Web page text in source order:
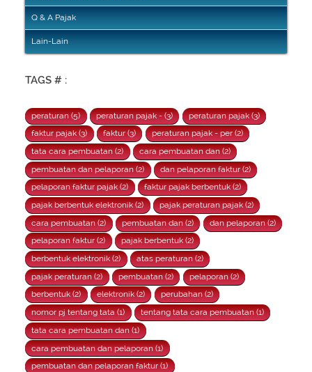
Q & A Pajak
Lain-Lain
TAGS # :
peraturan (5) peraturan pajak - (3)
peraturan pajak (3)
faktur pajak (3)
faktur (3)
peraturan pajak - per (2)
tata cara pembuatan (2)
cara pembuatan dan (2)
pembuatan dan pelaporan (2)
dan pelaporan faktur (2)
pelaporan faktur pajak (2)
faktur pajak berbentuk (2)
pajak berbentuk elektronik (2)
pajak peraturan pajak (2)
cara pembuatan (2)
pembuatan dan (2)
dan pelaporan (2)
pelaporan faktur (2)
pajak berbentuk (2)
berbentuk elektronik (2)
atas peraturan (2)
pajak peraturan (2)
pembuatan (2)
pelaporan (2)
berbentuk (2)
elektronik (2)
perubahan (2)
nomor pj tentang tata (1)
tentang tata cara pembuatan (1)
tata cara pembuatan dan (1)
cara pembuatan dan pelaporan (1)
pembuatan dan pelaporan faktur (1)